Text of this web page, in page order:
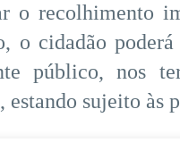
o recolhimento
o cidadão
público, nos
sujeito às